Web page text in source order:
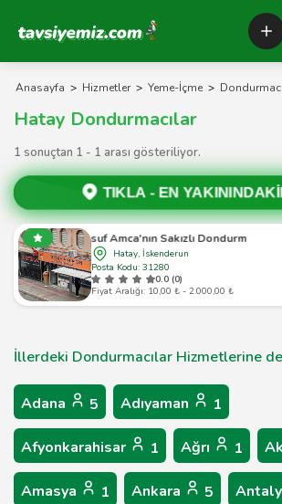
Tavsiyemiz Anasayfa
Anasayfa > Hizmetler > Yeme-İçme >
Hatay Dondurmacılar
1 sonuçtan 1 - 1 arası gösteriliyor.
TIKLA - EN
Yusuf Amca'nın Sakızlı Dondurmaları
Hatay, İskenderun
Posta Kodu: 31280
0.0 (0)
Fiyat Aralığı: 10,00 ₺ - 2.000,00 ₺
İllerdeki Dondurmacılar Hizmetlerine
Adana 5 Adıyaman 1
Afyonkarahisar 1 Ağrı 1
Amasya 1 Ankara 5